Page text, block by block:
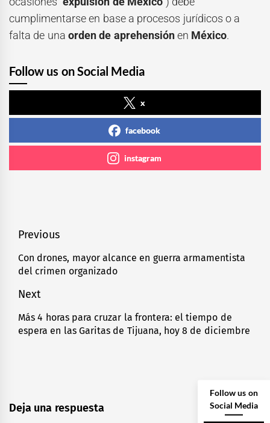
cumplimentarse en base a procesos jurídicos o a
falta de una orden de aprehensiónen México.
Follow us on Social Media
x
facebook
instagram
Navegación
de
entradas
Previous
Previous
post:
Con drones, mayor alcance en guerra armamentista
del crimen organizado
Next
Next
post:
Más 4 horas para cruzar la frontera: el tiempo de
espera en las Garitas de Tijuana, hoy 8 de diciembre
Deja una respuesta
Follow us on
Social Media